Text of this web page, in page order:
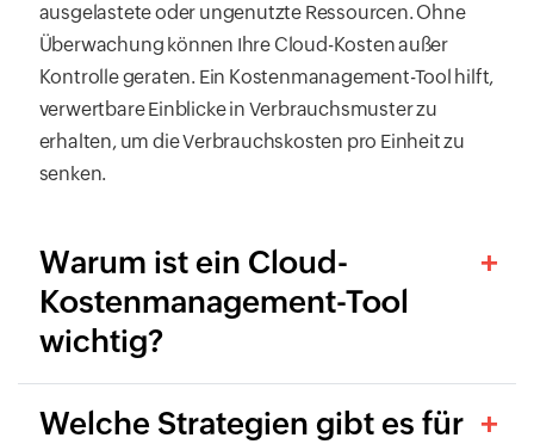
ausgelastete oder ungenutzte Ressourcen. Ohne
Überwachung können Ihre Cloud-Kosten außer
Kontrolle geraten. Ein Kostenmanagement-Tool hilft,
verwertbare Einblicke in Verbrauchsmuster zu
erhalten, um die Verbrauchskosten pro Einheit zu
senken.
Warum ist ein Cloud-
Kostenmanagement-Tool
wichtig?
Welche Strategien gibt es für